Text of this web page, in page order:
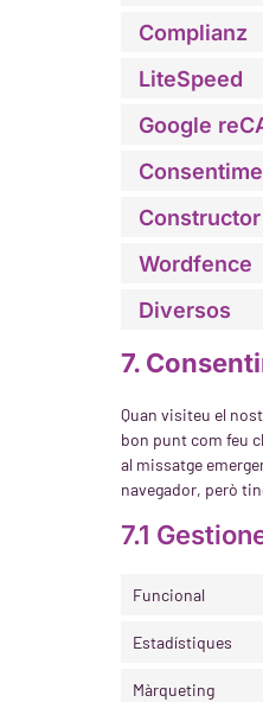
Complianz
LiteSpeed
Google
Wordfence
Diversos
7.
Quan visiteu el
bon punt com feu
al missatge
navegador, però
7.1
Funcional
Estadístiques
Màrqueting